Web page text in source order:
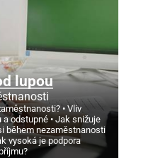
lupou
Vliv
a odstupné
Jak snižuje
během nezaměstnanosti
vysoká je podpora